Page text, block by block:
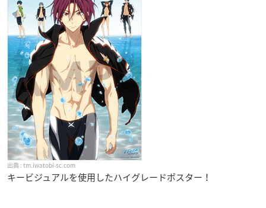
tm.iwatobi-sc.com
キービジュアルを使用したハイグレードポスター！